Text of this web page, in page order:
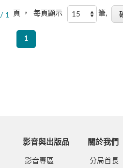
/ 1 頁 ， 每頁顯示 筆,
1
影音與出版品
影音專區
關於我們
分局首長